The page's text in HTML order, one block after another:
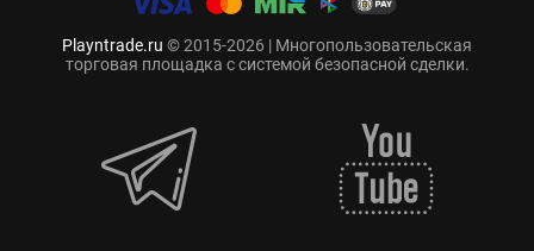
Playntrade.ru © 2015-2026 | Многопользовательская
торговая площадка с системой безопасной сделки.